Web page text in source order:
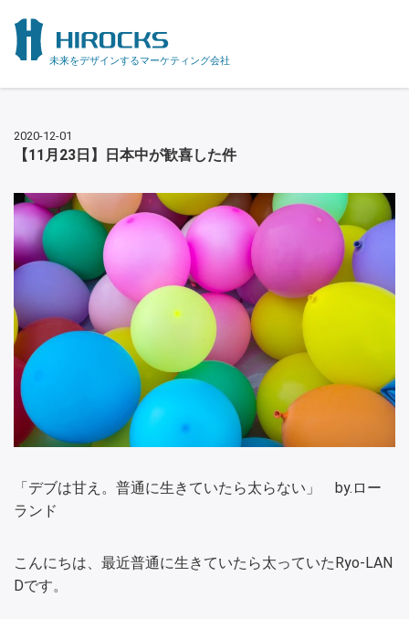
未来をデザインするマーケティング会社
2020-12-01
【11月23日】日本中が歓喜した件
「デブは甘え。普通に生きていたら太らない」 by.ロー
ランド
こんにちは、最近普通に生きていたら太っていたRyo-LAN
Dです。